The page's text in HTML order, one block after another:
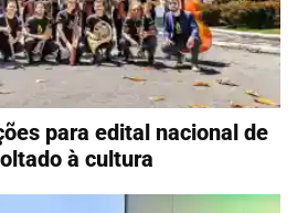
para edital nacional de
à cultura